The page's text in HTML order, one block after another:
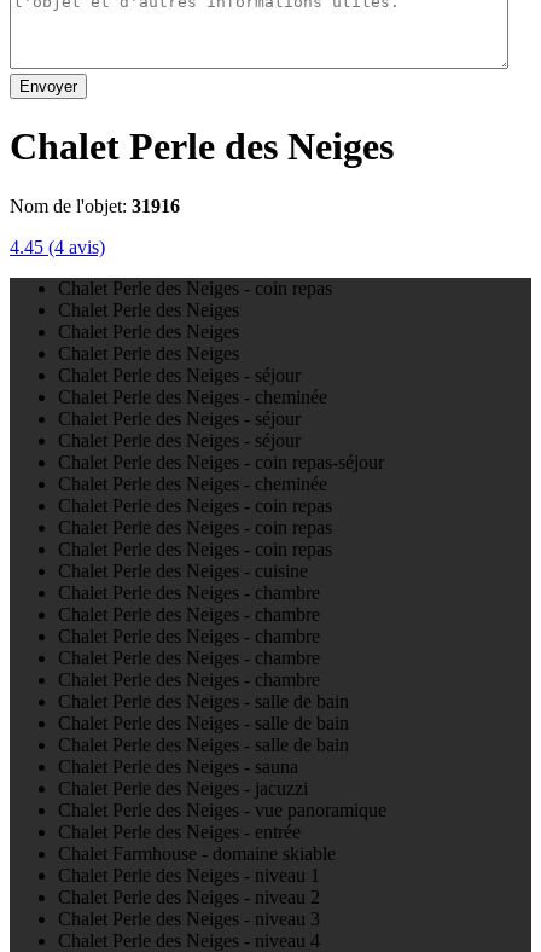
Envoyer
Chalet Perle des Neiges
Nom de l'objet: 31916
4.45 (4 avis)
Chalet Perle des Neiges - coin repas
Chalet Perle des Neiges
Chalet Perle des Neiges
Chalet Perle des Neiges
Chalet Perle des Neiges - séjour
Chalet Perle des Neiges - cheminée
Chalet Perle des Neiges - séjour
Chalet Perle des Neiges - séjour
Chalet Perle des Neiges - coin repas-séjour
Chalet Perle des Neiges - cheminée
Chalet Perle des Neiges - coin repas
Chalet Perle des Neiges - coin repas
Chalet Perle des Neiges - coin repas
Chalet Perle des Neiges - cuisine
Chalet Perle des Neiges - chambre
Chalet Perle des Neiges - chambre
Chalet Perle des Neiges - chambre
Chalet Perle des Neiges - chambre
Chalet Perle des Neiges - chambre
Chalet Perle des Neiges - salle de bain
Chalet Perle des Neiges - salle de bain
Chalet Perle des Neiges - salle de bain
Chalet Perle des Neiges - sauna
Chalet Perle des Neiges - jacuzzi
Chalet Perle des Neiges - vue panoramique
Chalet Perle des Neiges - entrée
Chalet Farmhouse - domaine skiable
Chalet Perle des Neiges - niveau 1
Chalet Perle des Neiges - niveau 2
Chalet Perle des Neiges - niveau 3
Chalet Perle des Neiges - niveau 4